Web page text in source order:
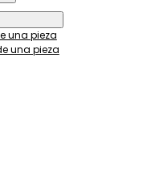
una pieza
una pieza